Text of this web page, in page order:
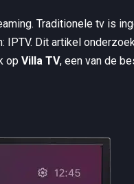
Traditionele tv is
Dit artikel
op Villa TV, een van de